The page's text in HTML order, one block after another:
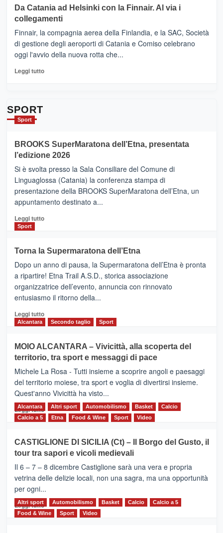
tappe
dell’enoturismo
RANDAZZO
–
Ci
siamo
quasi….
pronti
per
Da Catania ad Helsinki con la Finnair. Al via i
collegamenti
Finnair, la compagnia aerea della Finlandia, e la SAC, Società
di gestione degli aeroporti di Catania e Comiso celebrano
oggi l'avvio della nuova rotta che...
Leggi tuttoLeggi
con
la
Al
via
i
collegamenti
SPORT
Sport
BROOKS SuperMaratona dell’Etna, presentata
l’edizione 2026
Si è svolta presso la Sala Consiliare del Comune di
Linguaglossa (Catania) la conferenza stampa di
presentazione della BROOKS SuperMaratona dell’Etna, un
appuntamento destinato a...
Leggi tuttoLeggi
BROOKS
SuperMaratona
dell’Etna,
presentata
l’edizione
2026
Sport
Torna la Supermaratona dell’Etna
Dopo un anno di pausa, la Supermaratona dell’Etna è pronta
a ripartire! Etna Trail A.S.D., storica associazione
organizzatrice dell’evento, annuncia con rinnovato
entusiasmo il ritorno della...
Leggi tuttoLeggi
Torna
la
Supermaratona
dell’Etna
Alcantara Secondo taglio Sport
MOIO ALCANTARA – Vivicittà, alla scoperta del
territorio, tra sport e messaggi di pace
Michele La Rosa - Tutti insieme a scoprire angoli e paesaggi
del territorio moiese, tra sport e voglia di divertirsi insieme.
Quest'anno Vivicittà ha visto...
Leggi tutto Leggi
MOIO
ALCANTARA
–
Vivicittà,
alla
scoperta
del
territorio,
Alcantara Altri sport Automobilismo Basket
Calcio
Calcio a 5
Etna Food & Wine Sport Video
CASTIGLIONE DI SICILIA (Ct) – Il Borgo del Gusto, il
tour tra sapori e vicoli medievali
Il 6 – 7 – 8 dicembre Castiglione sarà una vera e propria
vetrina delle delizie locali, non una sagra, ma una opportunità
per ogni...
Leggi tuttoLeggi
di
Altri sport Automobilismo Basket Calcio
Calcio a 5
Food & Wine
Sport Video